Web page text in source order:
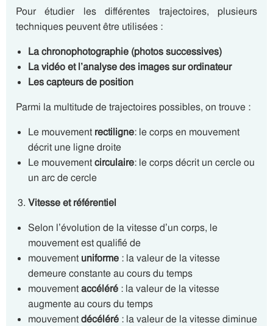
Pour étudier les différentes trajectoires, plusieurs
techniques peuvent être utilisées :
La chronophotographie (photos successives)
La vidéo et l’analyse des images sur ordinateur
Les capteurs de position
Parmi la multitude de trajectoires possibles, on trouve :
Le mouvement rectiligne: le corps en mouvement
décrit une ligne droite
Le mouvementcirculaire: le corps décrit un cercle ou
un arc de cercle
Vitesse et référentiel
Selon l’évolution de la vitesse d’un corps, le
mouvement est qualifié de
mouvement uniforme : la valeur de la vitesse
demeure constante au cours du temps
mouvementaccéléré : la valeur de la vitesse
augmente au cours du temps
mouvementdécéléré : la valeur de la vitesse diminue